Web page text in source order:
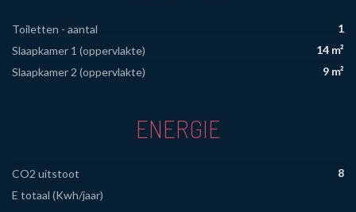
Toiletten - aantal
1
Slaapkamer 1 (oppervlakte)
14 m²
Slaapkamer 2 (oppervlakte)
9 m²
ENERGIE
CO2 uitstoot
8
E totaal (Kwh/jaar)